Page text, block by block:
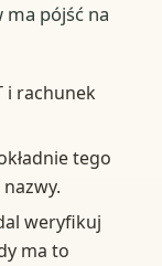
ma pójść na
i rachunek
tego
weryfikuj
ma to